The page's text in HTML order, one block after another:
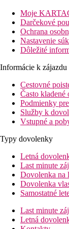
Vzdialenosť
pláž: cca
letisko:
centrá:
Popis izby
telefón
TV
WIFI
set na
kúpeľňa/
posteľ
25-27m2
Ostatné typy
vyššie
30m2
Moje
Darčekové
Ochrana
Nastavenie
Dôležité
Informácie k zájazdu
Cestovné
Často kladené
Podmienky
Služby k
Vstupné a
Typy dovolenky
Letná
Last minute
Dovolenka na
Dovolenka
Samostatné
Last minute
Letná